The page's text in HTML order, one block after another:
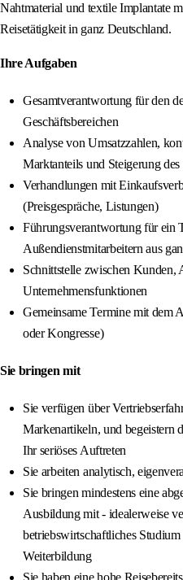
Nahtmaterial und textile Implantate
Reisetätigkeit in ganz Deutschland.
Ihre Aufgaben
Gesamtverantwortung für den
Geschäftsbereichen
Analyse von Umsatzzahlen,
Marktanteils und Steigerung des
Verhandlungen mit
(Preisgespräche, Listungen)
Führungsverantwortung für ein
Außendienstmitarbeitern aus
Schnittstelle zwischen Kunden,
Unternehmensfunktionen
Gemeinsame Termine mit dem
oder Kongresse)
Sie bringen mit
Sie verfügen über
Markenartikeln, und begeistern
Ihr seriöses Auftreten
Sie arbeiten analytisch,
Sie bringen mindestens eine
Ausbildung mit - idealerweise
betriebswirtschaftliches
Weiterbildung